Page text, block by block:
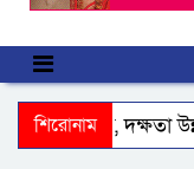
শিরোনাম
বাণিজ্য, দক্ষতা